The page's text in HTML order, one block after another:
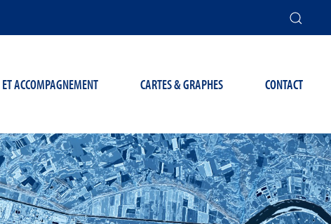
ACCOMPAGNEMENT CARTES & GRAPHES CONTACT